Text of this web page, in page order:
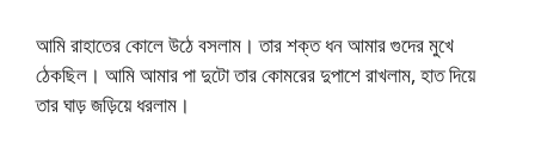
আমি রাহাতের কোলে উঠে বসলাম। তার শক্ত ধন আমার গুদের মুখে
ঠেকছিল। আমি আমার পা দুটো তার কোমরের দুপাশে রাখলাম, হাত দিয়ে
তার ঘাড় জড়িয়ে ধরলাম।